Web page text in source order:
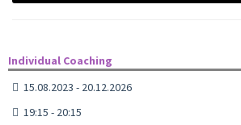
Individual Coaching
15.08.2023 - 20.12.2026
19:15 - 20:15